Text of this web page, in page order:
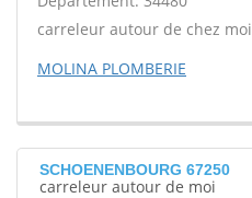
carreleur autour de chez moi
MOLINA PLOMBERIE
SCHOENENBOURG 67250
carreleur autour de moi